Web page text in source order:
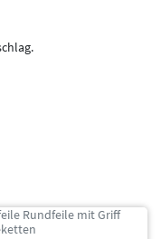
Rundfeile mit Griff